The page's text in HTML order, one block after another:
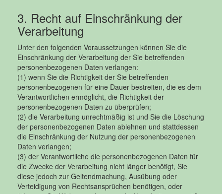
3. Recht auf Einschränkung der
Verarbeitung
Unter den folgenden Voraussetzungen können Sie die
Einschränkung der Verarbeitung der Sie betreffenden
personenbezogenen Daten verlangen:
(1) wenn Sie die Richtigkeit der Sie betreffenden
personenbezogenen für eine Dauer bestreiten, die es dem
Verantwortlichen ermöglicht, die Richtigkeit der
personenbezogenen Daten zu überprüfen;
(2) die Verarbeitung unrechtmäßig ist und Sie die Löschung
der personenbezogenen Daten ablehnen und stattdessen
die Einschränkung der Nutzung der personenbezogenen
Daten verlangen;
(3) der Verantwortliche die personenbezogenen Daten für
die Zwecke der Verarbeitung nicht länger benötigt, Sie
diese jedoch zur Geltendmachung, Ausübung oder
Verteidigung von Rechtsansprüchen benötigen, oder